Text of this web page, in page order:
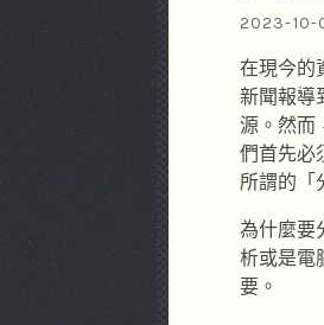
2023-10-
在現今的
新聞報導
源。然而
們首先必
所謂的「
為什麼要
析或是電
要。